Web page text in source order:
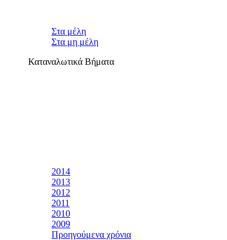
Στα μέλη
Στα μη μέλη
Καταναλωτικά Βήματα
2014
2013
2012
2011
2010
2009
Προηγούμενα χρόνια